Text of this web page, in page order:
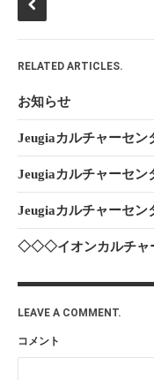
RELATED ARTICLES.
お知らせ
LEAVE A COMMENT.
コメント